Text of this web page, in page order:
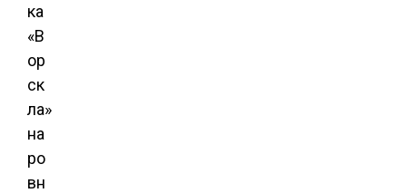
ка
«В
ор
ск
ла»
на
ро
вн